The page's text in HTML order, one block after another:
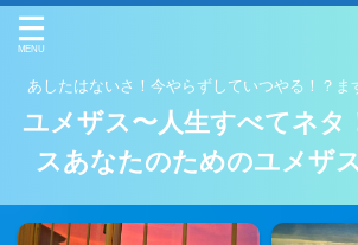
あしたはないさ！今やらずしていつやる！？ま
ユメザス〜人生すべてネタ
スあなたのためのユメザ